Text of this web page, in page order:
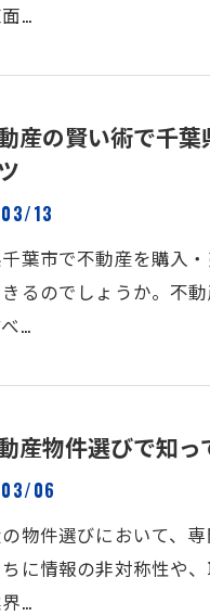
…
産の賢い術で千
13
葉市で不動産を購入
るのでしょうか。不
…
産物件選びで知
06
物件選びにおいて、
に情報の非対称性や
…